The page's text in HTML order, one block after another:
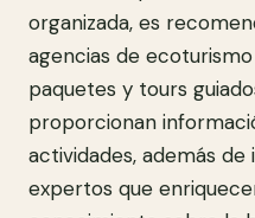
organizada, es
agencias de
paquetes y tours
proporcionan
actividades, además de
expertos que